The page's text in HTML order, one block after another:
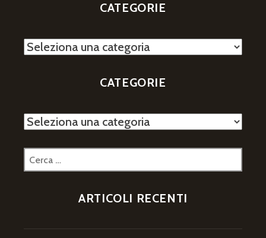
CATEGORIE
Categorie
CATEGORIE
Categorie
Ricerca
per:
ARTICOLI RECENTI